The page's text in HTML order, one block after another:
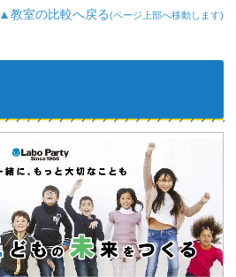
▲教室の比較へ戻る(ページ上部へ移動します)